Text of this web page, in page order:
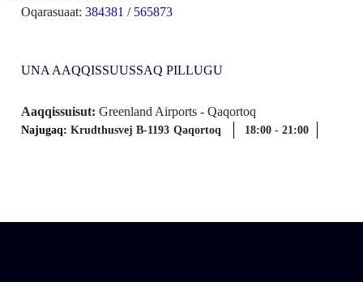
Oqarasuaat: 384381 / 565873
UNA AAQQISSUUSSAQ PILLUGU
Aaqqissuisut: Greenland Airports - Qaqortoq
Najugaq: Krudthusvej B-1193 Qaqortoq 18:00- 21:00